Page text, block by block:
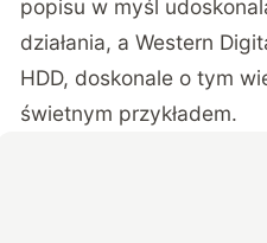
popisu w myśl
działania, a Western
HDD, doskonale o tym
świetnym przykładem.